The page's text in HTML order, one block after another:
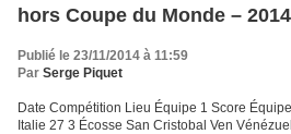
hors Coupe du Monde – 2014
Publié le 23/11/2014 à 11:59
Par Serge Piquet
Date Compétition Lieu Équipe 1 Score
Italie 27 3 Écosse San Cristobal Ven